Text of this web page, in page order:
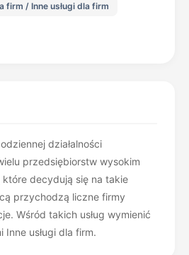
firm / Inne usługi dla firm
działalności
przedsiębiorstw wysokim
decydują się na takie
przychodzą liczne firmy
Wśród takich usług wymienić
usługi dla firm.